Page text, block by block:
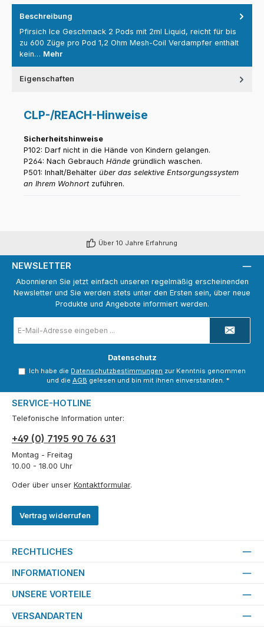
Beschreibung
Pfirsich Ice Geschmack 2 Pods mit 2ml Liquid, reicht für bis
zu 600 Züge pro Pod 1,2 Ohm Mesh-Coil Verdampfer enthält
kein… Mehr
Eigenschaften
CLP-/REACH-Hinweise
Sicherheitshinweise
P102: Darf nicht in die Hände von Kindern gelangen.
P264: Nach Gebrauch Hände gründlich waschen.
P501: Inhalt/Behälter über das selektive Entsorgungssystem
an Ihrem Wohnortzuführen.
Über 10 Jahre Erfahrung
NEWSLETTER
Abonnieren Sie jetzt einfach unseren regelmäßig erscheinenden
Newsletter und Sie werden stets unter den Ersten sein, über neue
Produkte und Angebote informiert werden.
Mail-
Adresse
Datenschutz
Ich habe die Datenschutzbestimmungen zur Kenntnis genommen
und die AGB gelesen und bin mit ihnen einverstanden. *
SERVICE-HOTLINE
Telefonische Information unter:
+49 (0) 7195 90 76 631
Montag - Freitag
10.00 - 18.00 Uhr
Oder über unser Kontaktformular.
Vertrag widerrufen
RECHTLICHES
INFORMATIONEN
UNSERE VORTEILE
VERSANDARTEN